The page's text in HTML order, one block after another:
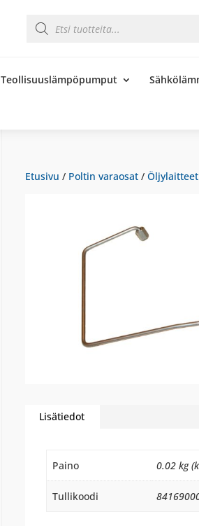
search
Teollisuuslämpöpumput
Etusivu / Poltin varaosat/
Lisätiedot
Paino 0.02 kg
Tullikoodi